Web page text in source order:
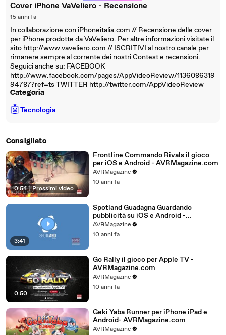
Cover iPhone VaVeliero - Recensione
15 anni fa
In collaborazione con iPhoneitalia.com // Recensione delle cover
per iPhone prodotte da VaVeliero. Per altre informazioni visitate il
sito http://www.vaveliero.com // ISCRITIVI al nostro canale per
rimanere sempre al corrente dei nostri Contest e recensioni.
Seguici anche su: FACEBOOK
http://www.facebook.com/pages/AppVideoReview/1136086319
94787?ref=ts TWITTER http://twitter.com/AppVideoReview
Categoria
🤖Tecnologia
Consigliato
0:54 | Prossimi video
Frontline Commando Rivals il gioco
per iOS e Android - AVRMagazine.com
AVRMagazine
10 anni fa
3:41
Spotland Guadagna Guardando
pubblicità su iOS e Android -
AVRMagazine.com
AVRMagazine
10 anni fa
0:50
Go Rally il gioco per Apple TV -
AVRMagazine.com
AVRMagazine
10 anni fa
Geki Yaba Runner per iPhone iPad e
Android- AVRMagazine.com
AVRMagazine